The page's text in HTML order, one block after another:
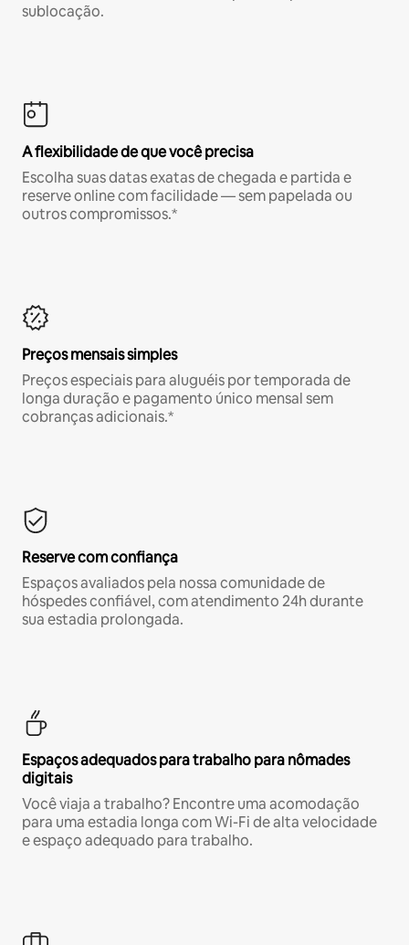
sublocação.
A flexibilidade de que você precisa
Escolha suas datas exatas de chegada e partida e
reserve online com facilidade — sem papelada ou
outros compromissos.*
Preços mensais simples
Preços especiais para aluguéis por temporada de
longa duração e pagamento único mensal sem
cobranças adicionais.*
Reserve com confiança
Espaços avaliados pela nossa comunidade de
hóspedes confiável, com atendimento 24h durante
sua estadia prolongada.
Espaços adequados para trabalho para nômades
digitais
Você viaja a trabalho? Encontre uma acomodação
para uma estadia longa com Wi-Fi de alta velocidade
e espaço adequado para trabalho.